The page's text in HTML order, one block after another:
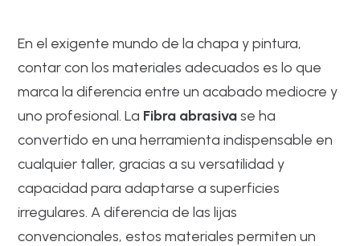
En el exigente mundo de la chapa y pintura,
contar con los materiales adecuados es lo que
marca la diferencia entre un acabado mediocre y
uno profesional. La Fibra abrasivase ha
convertido en una herramienta indispensable en
cualquier taller, gracias a su versatilidad y
capacidad para adaptarse a superficies
irregulares. A diferencia de las lijas
convencionales, estos materiales permiten un